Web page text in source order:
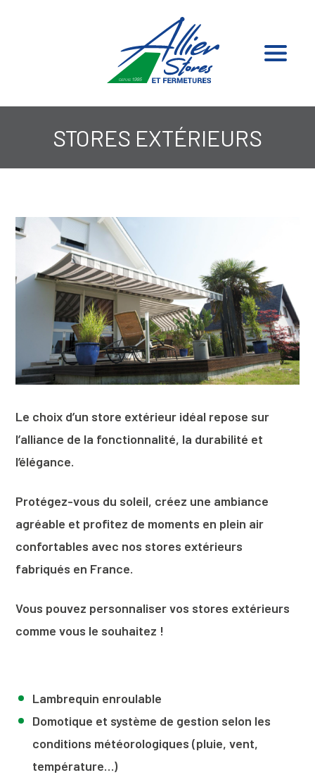
STORES EXTÉRIEURS
Le choix d’un store extérieur idéal repose sur
l’alliance de la fonctionnalité, la durabilité et
l’élégance.
Protégez-vous du soleil, créez une ambiance
agréable et profitez de moments en plein air
confortables avec nos stores extérieurs
fabriqués en France.
Vous pouvez personnaliser vos stores extérieurs
comme vous le souhaitez !
Lambrequin enroulable
Domotique et système de gestion selon les
conditions météorologiques(pluie, vent,
température…)